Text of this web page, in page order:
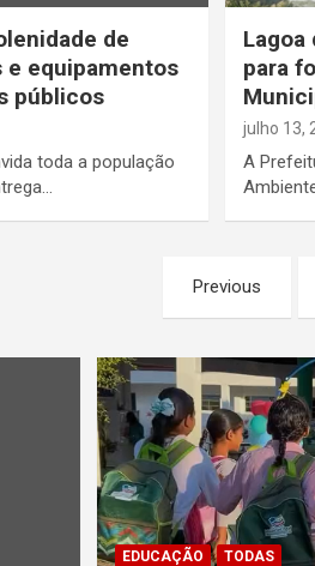
de
e equipamentos
públicos
toda a população
para
julho 13,
A
Previous
EDUCAÇÃO TODAS